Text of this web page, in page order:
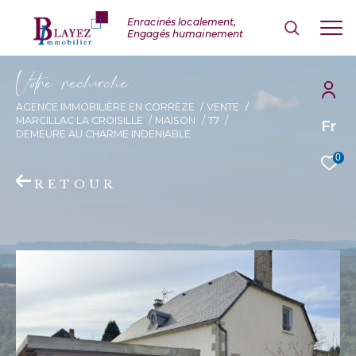
Fr
0
Vore recece
AGENCE IMMOBILIÈRE EN CORRÈZE
VENTE
MARCILLAC LA CROISILLE
MAISON
T7
DEMEURE AU CHARME INDENIABLE
RETOUR